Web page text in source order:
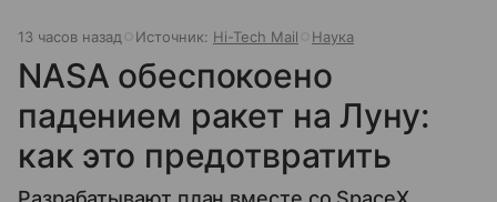
13 часов назад Источник: Hi-Tech Mail Наука
NASA обеспокоено
падением ракет на Луну:
как это предотвратить